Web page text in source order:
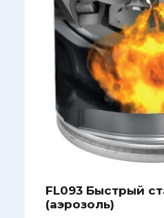
FL093 Быстрый
(аэрозоль)